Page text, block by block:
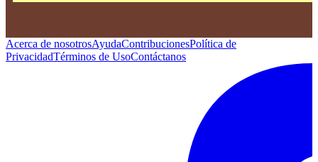
Acerca de nosotrosAyudaContribucionesPolítica de
PrivacidadTérminos de UsoContáctanos